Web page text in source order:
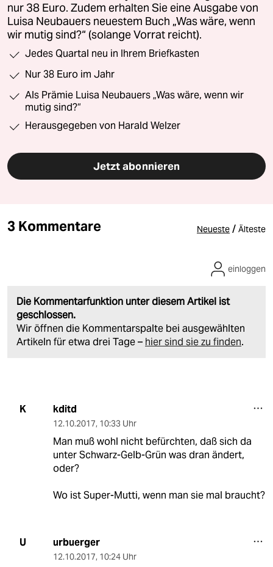
nur 38 Euro. Zudem erhalten Sie eine Ausgabe von
Luisa Neubauers neuestem Buch „Was wäre, wenn
wir mutig sind?“ (solange Vorrat reicht).
Jedes Quartal neu in Ihrem Briefkasten
Nur 38 Euro im Jahr
Als Prämie Luisa Neubauers „Was wäre, wenn wir
mutig sind?“
Herausgegeben von Harald Welzer
Jetzt abonnieren
3 Kommentare Neueste / Älteste
Die Kommentarfunktion unter diesem Artikel ist
geschlossen.
Wir öffnen die Kommentarspalte bei ausgewählten
Artikeln für etwa drei Tage – hier sind sie zu finden.
einloggen
K kditd
12.10.2017, 10:33 Uhr
Man muß wohl nicht befürchten, daß sich da
unter Schwarz-Gelb-Grün was dran ändert,
oder?
Wo ist Super-Mutti, wenn man sie mal braucht?
U urbuerger
12.10.2017, 10:24 Uhr